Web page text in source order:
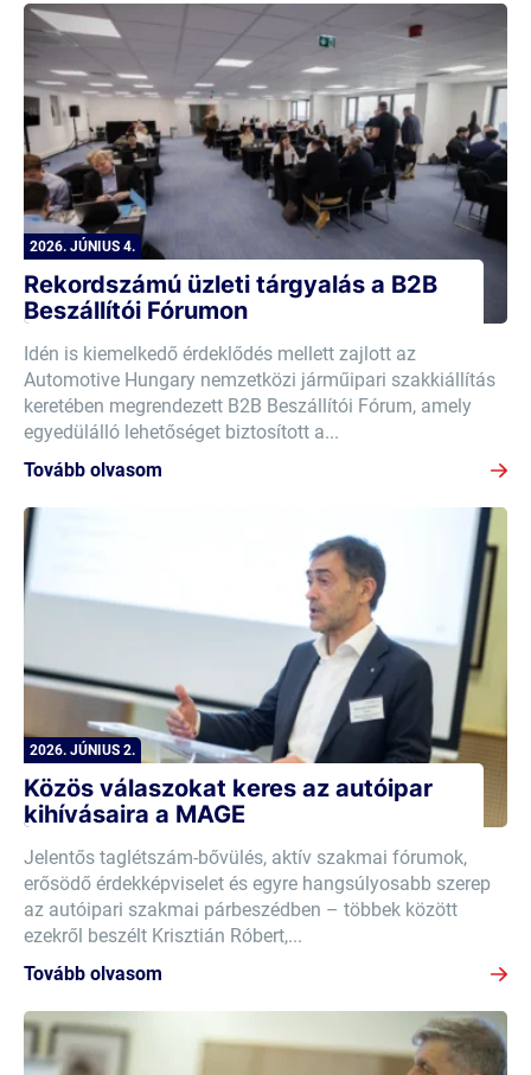
2026. JÚNIUS 4.
Rekordszámú üzleti tárgyalás a B2B
Beszállítói Fórumon
Idén is kiemelkedő érdeklődés mellett zajlott az
Automotive Hungary nemzetközi járműipari szakkiállítás
keretében megrendezett B2B Beszállítói Fórum, amely
egyedülálló lehetőséget biztosított a...
Tovább olvasom
2026. JÚNIUS 2.
Közös válaszokat keres az autóipar
kihívásaira a MAGE
Jelentős taglétszám-bővülés, aktív szakmai fórumok,
erősödő érdekképviselet és egyre hangsúlyosabb szerep
az autóipari szakmai párbeszédben – többek között
ezekről beszélt Krisztián Róbert,...
Tovább olvasom